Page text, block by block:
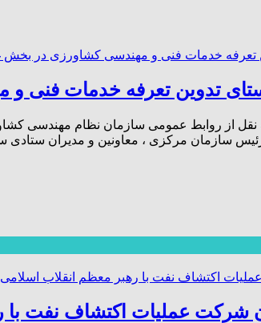
تدوین تعرفه خدمات فنی و
نقل از روابط عمومی سازمان نظام مهندسی
شرکت عملیات اکتشاف نفت